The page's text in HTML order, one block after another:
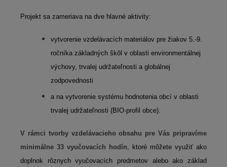
Projekt sa zameriava na dve hlavné aktivity:
vytvorenie vzdelávacích materiálov pre žiakov 5.-9.
ročníka základných škôl v oblasti environmentálnej
výchovy, trvalej udržateľnosti a globálnej
zodpovednosti
a na vytvorenie systému hodnotenia obcí v oblasti
trvalej udržateľnosti (BIO-profil obce).
V rámci tvorby vzdelávacieho obsahu pre Vás pripravíme
minimálne 33 vyučovacích hodín , ktoré môžete využiť ako
doplnok rôznych vyučovacích predmetov alebo ako základ